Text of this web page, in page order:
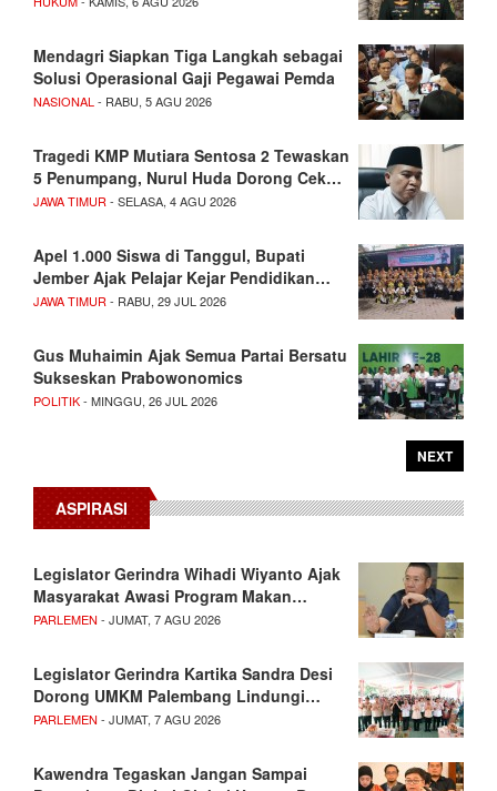
Mendagri Siapkan Tiga Langkah sebagai
Solusi Operasional Gaji Pegawai Pemda
NASIONAL - RABU, 5 AGU 2026
Tragedi KMP Mutiara Sentosa 2 Tewaskan
5 Penumpang, Nurul Huda Dorong Cek…
JAWA TIMUR - SELASA, 4 AGU 2026
Apel 1.000 Siswa di Tanggul, Bupati
Jember Ajak Pelajar Kejar Pendidikan…
JAWA TIMUR - RABU, 29 JUL 2026
Gus Muhaimin Ajak Semua Partai Bersatu
Sukseskan Prabowonomics
POLITIK- MINGGU, 26 JUL 2026
NEXT
ASPIRASI
Legislator Gerindra Wihadi Wiyanto Ajak
Masyarakat Awasi Program Makan…
PARLEMEN - JUMAT, 7 AGU 2026
Legislator Gerindra Kartika Sandra Desi
Dorong UMKM Palembang Lindungi…
PARLEMEN - JUMAT, 7 AGU 2026
Kawendra Tegaskan Jangan Sampai